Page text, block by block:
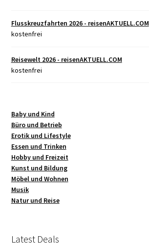
Flusskreuzfahrten 2026 - reisenAKTUELL.COM
kostenfrei
Reisewelt 2026 - reisenAKTUELL.COM
kostenfrei
Baby und Kind
Büro und Betrieb
Erotik und Lifestyle
Essen und Trinken
Hobby und Freizeit
Kunst und Bildung
Möbel und Wohnen
Musik
Natur und Reise
Latest Deals